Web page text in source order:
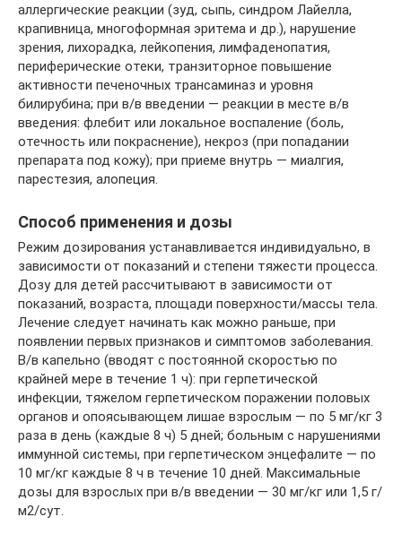
аллергические реакции (зуд, сыпь, синдром Лайелла,
крапивница, многоформная эритема и др.), нарушение
зрения, лихорадка, лейкопения, лимфаденопатия,
периферические отеки, транзиторное повышение
активности печеночных трансаминаз и уровня
билирубина; при в/в введении — реакции в месте в/в
введения: флебит или локальное воспаление (боль,
отечность или покраснение), некроз (при попадании
препарата под кожу); при приеме внутрь — миалгия,
парестезия, алопеция.
Способ применения и дозы
Режим дозирования устанавливается индивидуально, в
зависимости от показаний и степени тяжести процесса.
Дозу для детей рассчитывают в зависимости от
показаний, возраста, площади поверхности/массы тела.
Лечение следует начинать как можно раньше, при
появлении первых признаков и симптомов заболевания.
В/в капельно (вводят с постоянной скоростью по
крайней мере в течение 1 ч): при герпетической
инфекции, тяжелом герпетическом поражении половых
органов и опоясывающем лишае взрослым — по 5 мг/кг 3
раза в день (каждые 8 ч) 5 дней; больным с нарушениями
иммунной системы, при герпетическом энцефалите — по
10 мг/кг каждые 8 ч в течение 10 дней. Максимальные
дозы для взрослых при в/в введении — 30 мг/кг или 1,5 г/
м2/сут.